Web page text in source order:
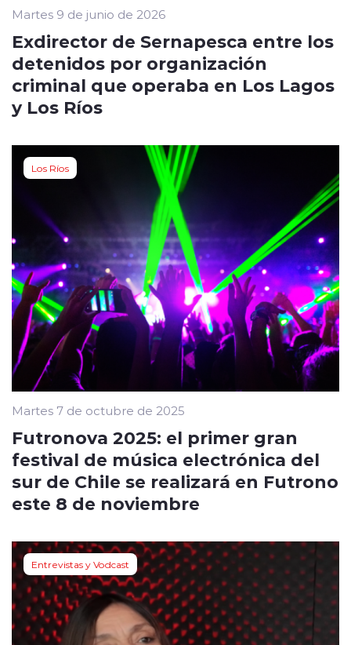
Martes 9 de junio de 2026
Exdirector de Sernapesca entre los
detenidos por organización
criminal que operaba en Los Lagos
y Los Ríos
Los Ríos
Martes 7 de octubre de 2025
Futronova 2025: el primer gran
festival de música electrónica del
sur de Chile se realizará en Futrono
este 8 de noviembre
Entrevistas y Vodcast